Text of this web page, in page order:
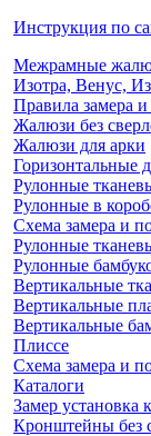
Инструкция по
Межрамные
Изотра, Венус,
Правила замера
Жалюзи без
Жалюзи для арки
Горизонтальные
Рулонные
Рулонные в
Схема замера и
Рулонные
Рулонные
Вертикальные
Вертикальные
Вертикальные
Плиссе
Схема замера и
Каталоги
Замер установка
Кронштейны без